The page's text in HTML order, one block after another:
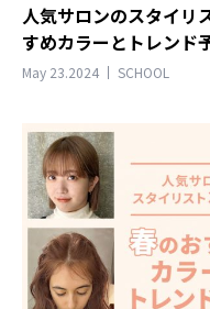
人気サロンのスタイリ
すめカラーとトレンド
May 23.2024 SCHOOL